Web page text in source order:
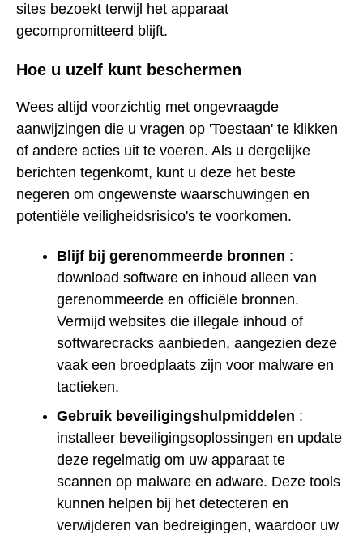
sites bezoekt terwijl het apparaat
gecompromitteerd blijft.
Hoe u uzelf kunt beschermen
Wees altijd voorzichtig met ongevraagde
aanwijzingen die u vragen op 'Toestaan' te klikken
of andere acties uit te voeren. Als u dergelijke
berichten tegenkomt, kunt u deze het beste
negeren om ongewenste waarschuwingen en
potentiële veiligheidsrisico's te voorkomen.
Blijf bij gerenommeerde bronnen :
download software en inhoud alleen van
gerenommeerde en officiële bronnen.
Vermijd websites die illegale inhoud of
softwarecracks aanbieden, aangezien deze
vaak een broedplaats zijn voor malware en
tactieken.
Gebruik beveiligingshulpmiddelen :
installeer beveiligingsoplossingen en update
deze regelmatig om uw apparaat te
scannen op malware en adware. Deze tools
kunnen helpen bij het detecteren en
verwijderen van bedreigingen, waardoor uw